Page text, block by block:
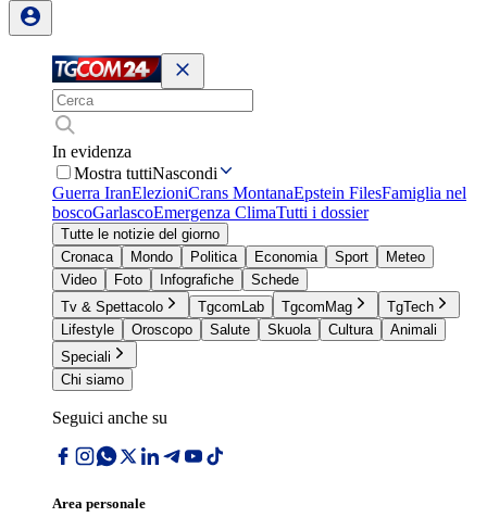
In evidenza
Mostra tuttiNascondi
Guerra IranElezioniCrans MontanaEpstein FilesFamiglia nel
boscoGarlascoEmergenza ClimaTutti i dossier
Tutte le notizie del giorno
Cronaca
Mondo Politica Economia Sport
Meteo
Video
Foto Infografiche
Schede
Tv & Spettacolo
TgcomLab TgcomMag
TgTech
Lifestyle
Oroscopo Salute Skuola Cultura
Animali
Speciali
Chi siamo
Seguici anche su
Area personale